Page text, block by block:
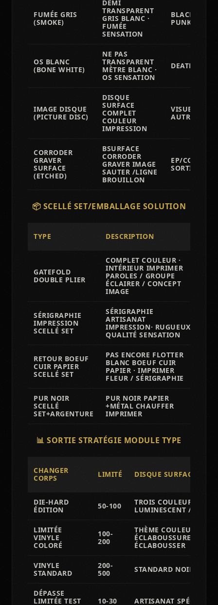
FUMÉE GRIS
(SMOKE)
DEMI
TRANSPARENT
GRIS BLANC ·
FUMÉE
SENSATION
BLACK
PUNK/
OS BLANC
(BONE WHITE)
NE PAS
TRANSPARENT
MÈTRE BLANC ·
OS SENSATION
DEATH
IMAGE DISQUE
(PICTURE DISC)
DISQUE
SURFACE
COMPLET
COULEUR
IMPRESSION
VISUEL TYPE
AUTRE
CORRODER
GRAVER
SURFACE
(ETCHED)
BSURFACE
CORRODER
GRAVER IMAGE
SAUTER /LIGNE
BROUILLON
EP/
SORTIE
📦 SCELLÉ SET/EMBALLAGE SOLUTION
TYPE DESCRIPTION
GATEFOLD
DOUBLE PLIER
COMPLET COULEUR ·
INTÉRIEUR IMPRIMER
PAROLES / GROUPE
ÉCLAIRER / CONCEPT
IMAGE
SÉRIGRAPHIE
IMPRESSION
SCELLÉ SET
SÉRIGRAPHIE
ARTISANAT
IMPRESSION· RUGUEUX
QUALITÉ SENSATION
RETOUR BOEUF
CUIR PAPIER
SCELLÉ SET
PAS ENCORE FLOTTER
BLANC BOEUF CUIR
PAPIER · IMPRIMER
FLEUR / SÉRIGRAPHIE
PUR NOIR
SCELLÉ
SET+ARGENTURE
PUR NOIR PAPIER
+MÉTAL CHAUFFER
IMPRIMER
📊 SORTIE STRATÉGIE MODULE TYPE
CHANGER
CORPS
LIMITÉ DISQUE SURFACE
DIE-HARD
ÉDITION
50-100
TROIS COULEUR
LUMINESCENT /
LIMITÉE
VINYLE
COLORÉ
100-
200
THÈME COULEUR
ÉCLABOUSSURE/ SANG
ÉCLABOUSSER
VINYLE
STANDARD
200-
500
STANDARD NOIR 180 G
DÉPASSE
LIMITÉE TEST
10-30 ARTISANAT SPÉCIAL